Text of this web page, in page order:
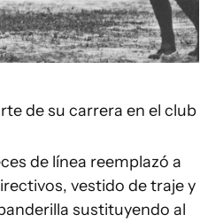
de su carrera en el club
de línea reemplazó a
vestido de traje y
sustituyendo al